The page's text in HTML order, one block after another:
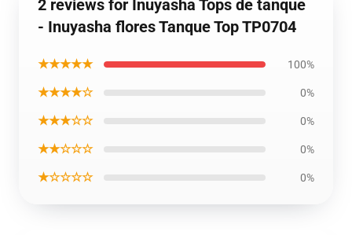
2 reviews for Inuyasha Tops de tanque
- Inuyasha flores Tanque Top TP0704
★★★★★ 100%
★★★★☆ 0%
★★★☆☆ 0%
★★☆☆☆ 0%
★☆☆☆☆ 0%